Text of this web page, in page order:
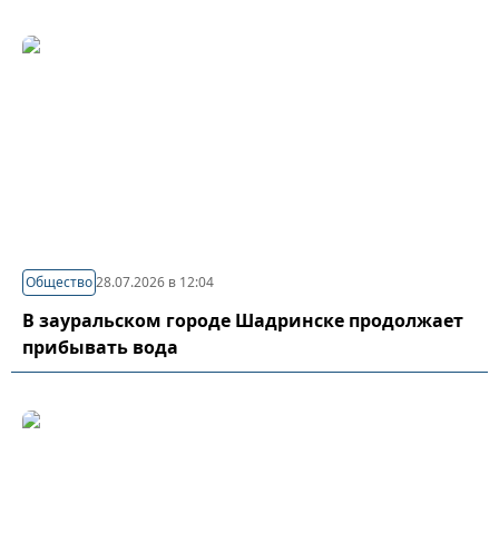
Общество28.07.2026 в 12:04
В зауральском городе Шадринске продолжает
прибывать вода